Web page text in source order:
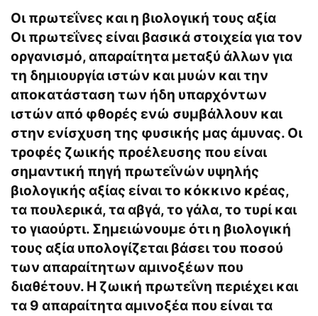
Οι πρωτεΐνες και η βιολογική τους αξία
Οι πρωτεΐνες είναι βασικά στοιχεία για τον
οργανισμό, απαραίτητα μεταξύ άλλων για
τη δημιουργία ιστών και μυών και την
αποκατάσταση των ήδη υπαρχόντων
ιστών από φθορές ενώ συμβάλλουν και
στην ενίσχυση της φυσικής μας άμυνας. Οι
τροφές ζωικής προέλευσης που είναι
σημαντική πηγή πρωτεΐνών υψηλής
βιολογικής αξίας είναι το κόκκινο κρέας,
τα πουλερικά, τα αβγά, το γάλα, το τυρί και
το γιαούρτι. Σημειώνουμε ότι η βιολογική
τους αξία υπολογίζεται βάσει του ποσού
των απαραίτητων αμινοξέων που
διαθέτουν. Η ζωική πρωτεΐνη περιέχει και
τα 9 απαραίτητα αμινοξέα που είναι τα